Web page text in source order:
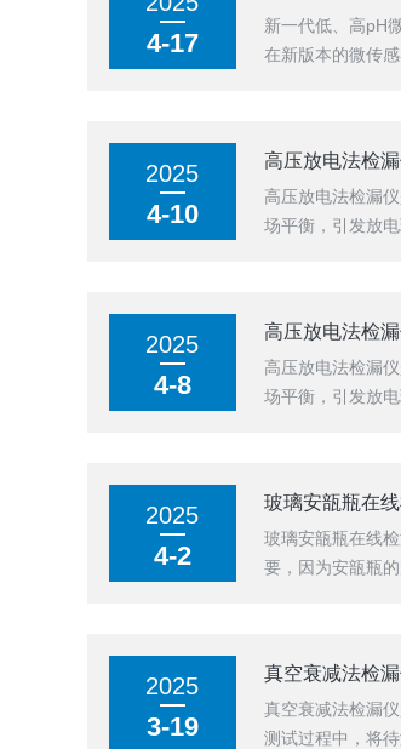
4-17
新一代低、高pH
在新版本的微传
2025
4-10
高压放电法检
高压放电法检漏
场平衡，引发放
2025
4-8
高压放电法检
高压放电法检漏
场平衡，引发放
2025
4-2
玻璃安瓿瓶在
玻璃安瓿瓶在线
要，因为安瓿瓶
2025
3-19
真空衰减法检
真空衰减法检漏
测试过程中，将